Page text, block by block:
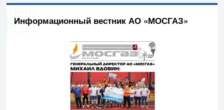
Информационный вестник АО «МОСГАЗ»